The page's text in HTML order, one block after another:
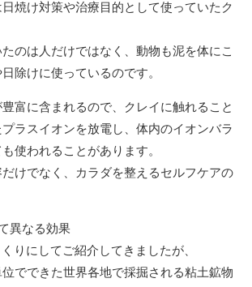
焼け対策や治療目的として使っていたク
のは人だけではなく、動物も泥を体にこ
除けに使っているのです。
富に含まれるので、クレイに触れること
ラスイオンを放電し、体内のイオンバラ
使われることがあります。
けでなく、カラダを整えるセルフケアの
異なる効果
りにしてご紹介してきましたが、
でできた世界各地で採掘される粘土鉱物